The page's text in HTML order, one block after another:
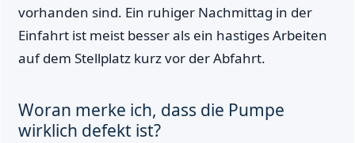
vorhanden sind. Ein ruhiger Nachmittag in der
Einfahrt ist meist besser als ein hastiges Arbeiten
auf dem Stellplatz kurz vor der Abfahrt.
Woran merke ich, dass die Pumpe
wirklich defekt ist?